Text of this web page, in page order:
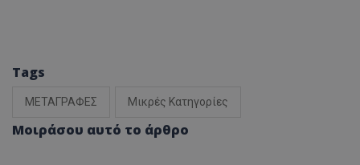
Tags
ΜΕΤΑΓΡΑΦΕΣ Μικρές Κατηγορίες
Μοιράσου αυτό το άρθρο